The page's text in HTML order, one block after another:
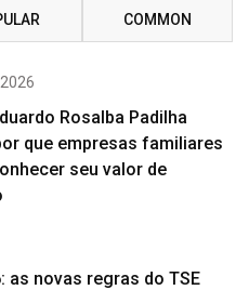
COMMON
Rosalba Padilha
que empresas familiares
seu valor de
as novas regras do TSE